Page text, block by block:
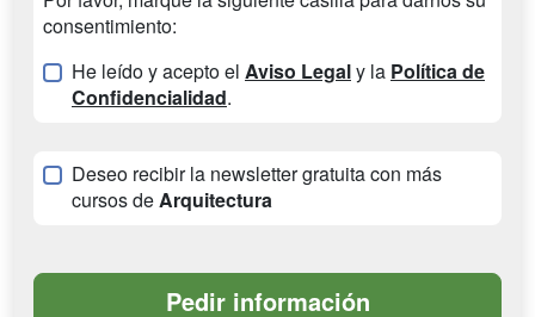
consentimiento:
He leído y acepto el Aviso Legaly la Política de
Confidencialidad.
Deseo recibir la newsletter gratuita con más
cursos deArquitectura